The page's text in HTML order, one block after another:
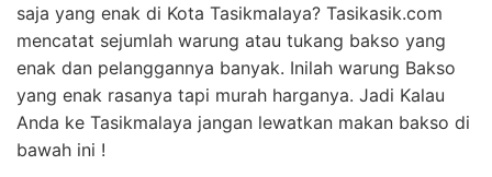
saja yang enak di Kota Tasikmalaya? Tasikasik.com
mencatat sejumlah warung atau tukang bakso yang
enak dan pelanggannya banyak. Inilah warung Bakso
yang enak rasanya tapi murah harganya. Jadi Kalau
Anda ke Tasikmalaya jangan lewatkan makan bakso di
bawah ini !